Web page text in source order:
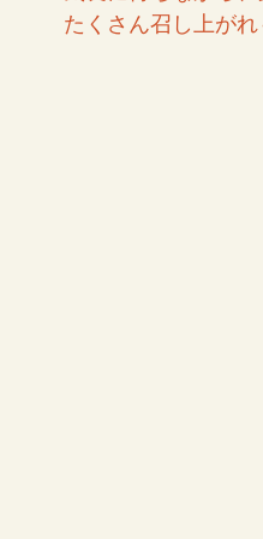
たくさん召し上がれ